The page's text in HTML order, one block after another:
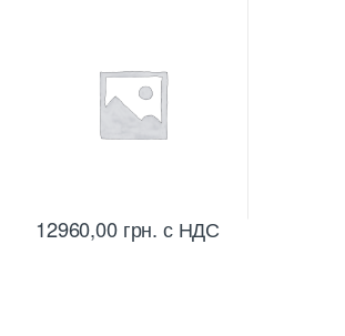
12960,00 грн. с НДС